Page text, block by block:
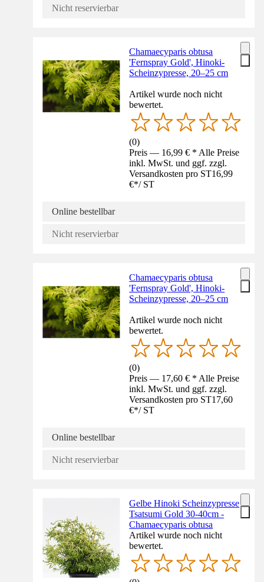
Nicht reservierbar
Chamaecyparis obtusa
'Fernspray Gold', Hinoki-
Scheinzypresse, 20–25 cm
Artikel wurde noch nicht
bewertet.
(0)
Preis — 16,99 € * Alle Preise
inkl. MwSt. und ggf. zzgl.
Versandkosten pro ST16,99
€*/ ST
Online bestellbar
Nicht reservierbar
Chamaecyparis obtusa
'Fernspray Gold', Hinoki-
Scheinzypresse, 20–25 cm
Artikel wurde noch nicht
bewertet.
(0)
Preis — 17,60 € * Alle Preise
inkl. MwSt. und ggf. zzgl.
Versandkosten pro ST17,60
€*/ ST
Online bestellbar
Nicht reservierbar
Gelbe Hinoki Scheinzypresse
Tsatsumi Gold 30-40cm -
Chamaecyparis obtusa
Artikel wurde noch nicht
bewertet.